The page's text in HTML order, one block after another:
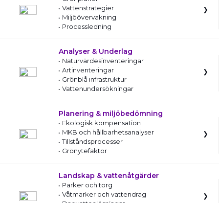
Vattenstrategier
Miljöövervakning
Processledning
Analyser & Underlag
Naturvärdesinventeringar
Artinventeringar
Grönblå infrastruktur
Vattenundersökningar
Planering & miljöbedömning
Ekologisk kompensation
MKB och hållbarhetsanalyser
Tillståndsprocesser
Grönytefaktor
Landskap & vattenåtgärder
Parker och torg
Våtmarker och vattendrag